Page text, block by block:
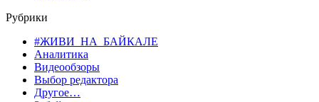
Рубрики
#ЖИВИ_НА_БАЙКАЛЕ
Аналитика
Видеообзоры
Выбор редактора
Другое…